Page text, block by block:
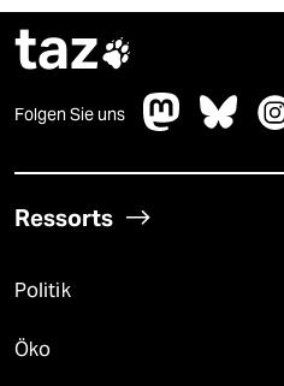
taz
Folgen Sie uns
Ressorts
Politik
Öko